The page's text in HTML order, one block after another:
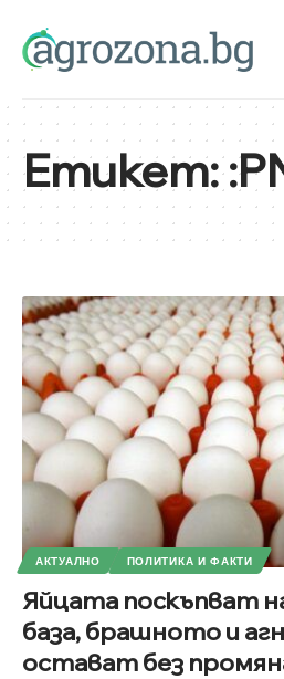
Етикет:
АКТУАЛНО ПОЛИТИКА И ФАКТИ
Яйцата поскъпват
база, брашното и
остават без